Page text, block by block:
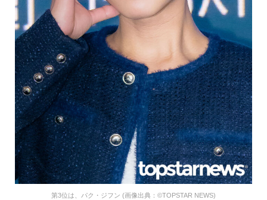
第3位は、パク・ジフン (画像出典：©TOPSTAR NEWS)